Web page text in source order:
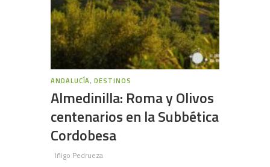
ANDALUCÍA,DESTINOS
Almedinilla: Roma y Olivos
centenarios en la Subbética
Cordobesa
Iñigo Pedrueza